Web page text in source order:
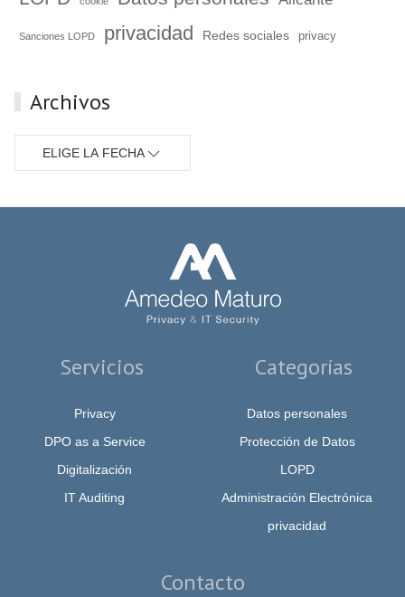
Sanciones LOPD privacidad Redes sociales privacy
Archivos
ELIGE LA FECHA
Servicios
Privacy
DPO as a Service
Digitalización
IT Auditing
Categorías
Datos personales
Protección de Datos
LOPD
Administración Electrónica
privacidad
Contacto